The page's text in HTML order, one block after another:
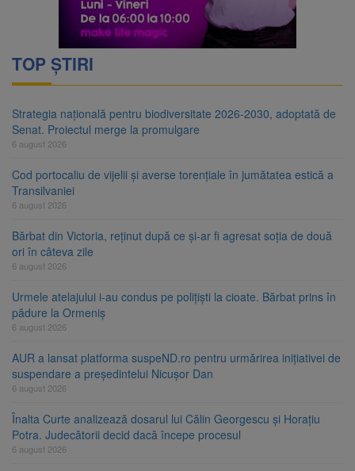
TOP ȘTIRI
Strategia națională pentru biodiversitate 2026-2030, adoptată de
Senat. Proiectul merge la promulgare
6 august 2026
Cod portocaliu de vijelii și averse torențiale în jumătatea estică a
Transilvaniei
6 august 2026
Bărbat din Victoria, reținut după ce și-ar fi agresat soția de două
ori în câteva zile
6 august 2026
Urmele atelajului i-au condus pe polițiști la cioate. Bărbat prins în
pădure la Ormeniș
6 august 2026
AUR a lansat platforma suspeND.ro pentru urmărirea inițiativei de
suspendare a președintelui Nicușor Dan
6 august 2026
Înalta Curte analizează dosarul lui Călin Georgescu și Horațiu
Potra. Judecătorii decid dacă începe procesul
6 august 2026